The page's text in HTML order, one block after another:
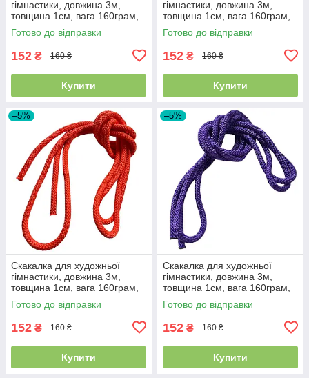
гімнастики, довжина 3м,
товщина 1см, вага 160грам,
Жовта
Готово до відправки
152 ₴ 160 ₴
Купити
гімнастики, довжина 3м,
товщина 1см, вага 160грам,
Зелена
Готово до відправки
152 ₴ 160 ₴
Купити
–5%
Скакалка для художньої
гімнастики, довжина 3м,
товщина 1см, вага 160грам,
Помаранчевий
Готово до відправки
152 ₴ 160 ₴
Купити
–5%
Скакалка для художньої
гімнастики, довжина 3м,
товщина 1см, вага 160грам,
Фіолетова
Готово до відправки
152 ₴ 160 ₴
Купити